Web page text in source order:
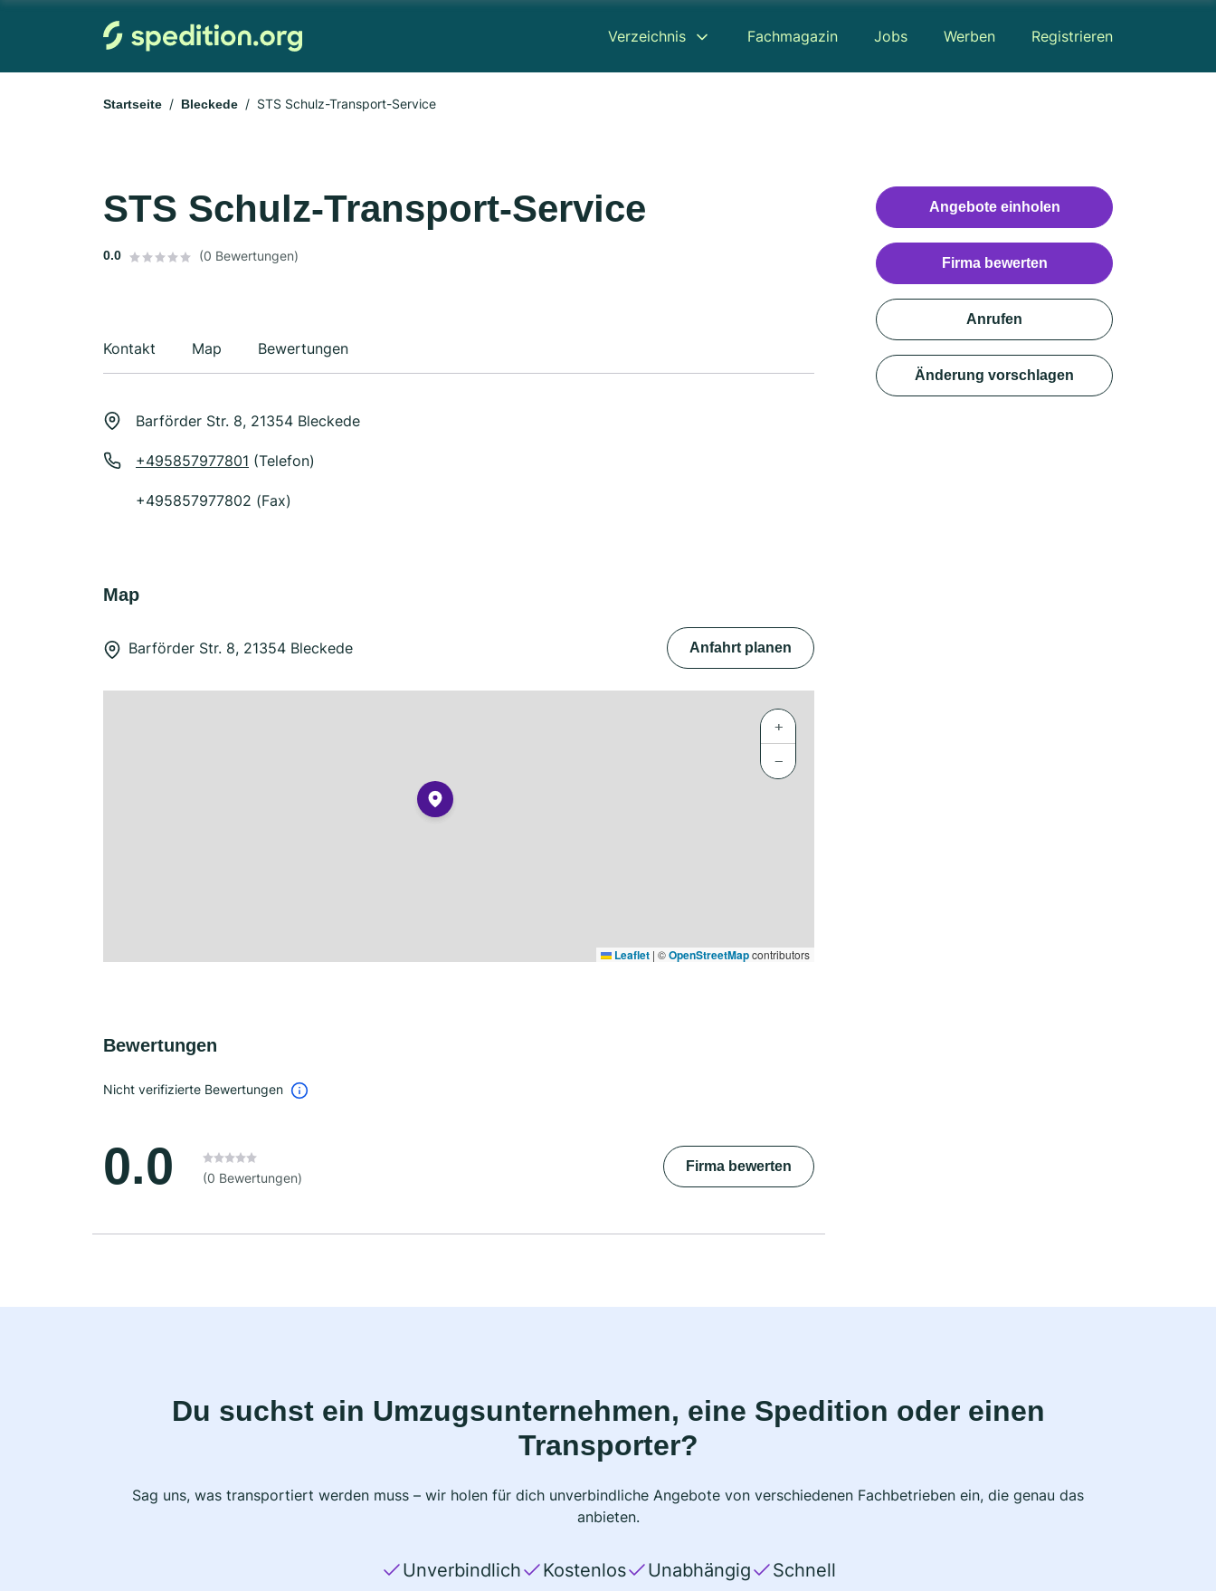
Verzeichnis Fachmagazin Jobs Werben Registrieren
Startseite Bleckede STS Schulz-Transport-Service
STS Schulz-Transport-Service
0.0 (0 Bewertungen)
Kontakt Map Bewertungen
Barförder Str. 8, 21354 Bleckede
+495857977801 (Telefon)
+495857977802 (Fax)
Map
Barförder Str. 8, 21354 Bleckede Anfahrt planen
+
−
Leaflet | ©OpenStreetMapcontributors
Bewertungen
Nicht verifizierte Bewertungen
0.0 (0 Bewertungen)
Firma bewerten
Angebote einholen
Firma bewerten
Anrufen
Änderung vorschlagen
Du suchst ein Umzugsunternehmen, eine Spedition oder einen
Transporter?
Sag uns, was transportiert werden muss – wir holen für dich unverbindliche Angebote von verschiedenen Fachbetrieben ein, die genau das
anbieten.
Unverbindlich Kostenlos Unabhängig Schnell